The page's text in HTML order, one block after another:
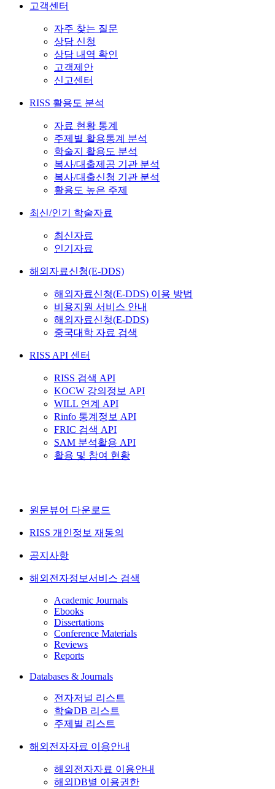
고객센터
자주 찾는 질문
상담 신청
상담 내역 확인
고객제안
신고센터
RISS 활용도 분석
자료 현황 통계
주제별 활용통계 분석
학술지 활용도 분석
복사/대출제공 기관 분석
복사/대출신청 기관 분석
활용도 높은 주제
최신/인기 학술자료
최신자료
인기자료
해외자료신청(E-DDS)
해외자료신청(E-DDS) 이용 방법
비용지원 서비스 안내
해외자료신청(E-DDS)
중국대학 자료 검색
RISS API 센터
RISS 검색 API
KOCW 강의정보 API
WILL 연계 API
Rinfo 통계정보 API
FRIC 검색 API
SAM 분석활용 API
활용 및 참여 현황
원문뷰어 다운로드
RISS 개인정보 재동의
공지사항
해외전자정보서비스 검색
Academic Journals
Ebooks
Dissertations
Conference Materials
Reviews
Reports
Databases & Journals
전자저널 리스트
학술DB 리스트
주제별 리스트
해외전자자료 이용안내
해외전자자료 이용안내
해외DB별 이용권한